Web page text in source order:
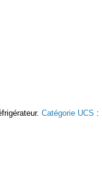
Catégorie UCS :